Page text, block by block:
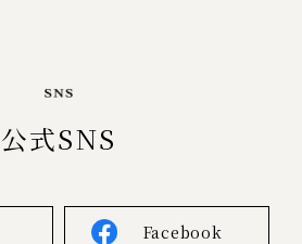
公式SNS
Facebook